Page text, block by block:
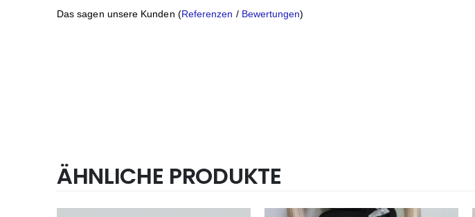
Das sagen unsere Kunden (Referenzen / Bewertungen)
ÄHNLICHE PRODUKTE